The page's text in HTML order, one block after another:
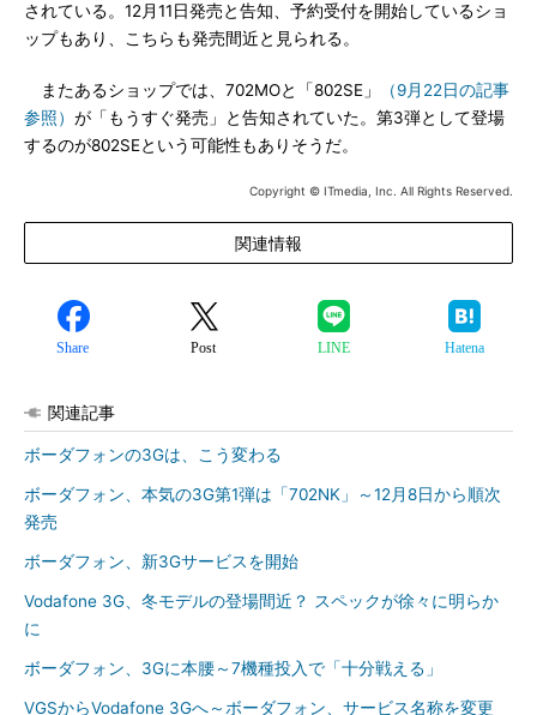
されている。12月11日発売と告知、予約受付を開始しているショ
ップもあり、こちらも発売間近と見られる。
またあるショップでは、702MOと「802SE」
（9月22日の記事
参照） が「もうすぐ発売」と告知されていた。第3弾として登場
するのが802SEという可能性もありそうだ。
Copyright © ITmedia, Inc. All Rights Reserved.
関連情報
Share Post LINE Hatena
関連記事
ボーダフォンの3Gは、こう変わる
ボーダフォン、本気の3G第1弾は「702NK」～12月8日から順次
発売
ボーダフォン、新3Gサービスを開始
Vodafone 3G、冬モデルの登場間近？ スペックが徐々に明らか
に
ボーダフォン、3Gに本腰～7機種投入で「十分戦える」
VGSからVodafone 3Gへ～ボーダフォン、サービス名称を変更